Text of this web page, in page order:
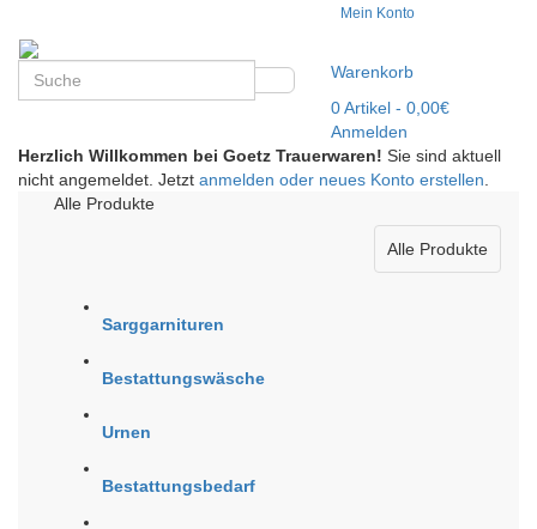
Mein Konto
Warenkorb
0Artikel - 0,00€
Anmelden
Herzlich Willkommen bei Goetz Trauerwaren! Sie sind aktuell
nicht angemeldet. Jetzt anmelden oder neues Konto erstellen
Alle Produkte
Alle Produkte
Sarggarnituren
Bestattungswäsche
Urnen
Bestattungsbedarf